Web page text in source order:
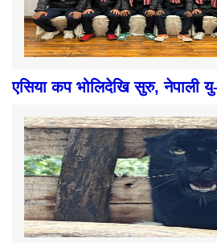
एसिया कप भोलिदेखि सुरु, नेपाली